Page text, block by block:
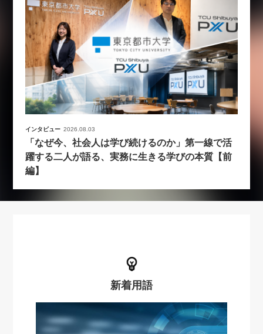
インタビュー 2026.08.03
「なぜ今、社会人は学び続けるのか」第一線で活
躍する二人が語る、実務に生きる学びの本質【前
編】
新着用語